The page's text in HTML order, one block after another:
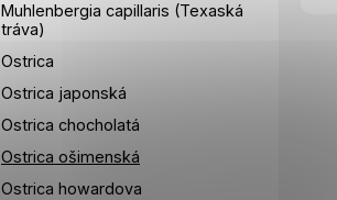
Muhlenbergia capillaris (Texaská
tráva)
Ostrica
Ostrica japonská
Ostrica chocholatá
Ostrica ošimenská
Ostrica howardova